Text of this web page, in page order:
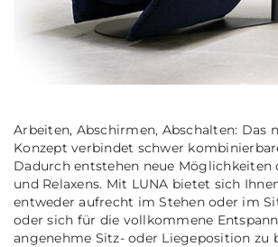
Arbeiten, Abschirmen, Abschalten: Das
Konzept verbindet schwer
Dadurch entstehen neue Möglichkeiten
und Relaxens. Mit LUNA bietet sich
entweder aufrecht im Stehen oder im
oder sich für die vollkommene
angenehme Sitz- oder Liegeposition zu